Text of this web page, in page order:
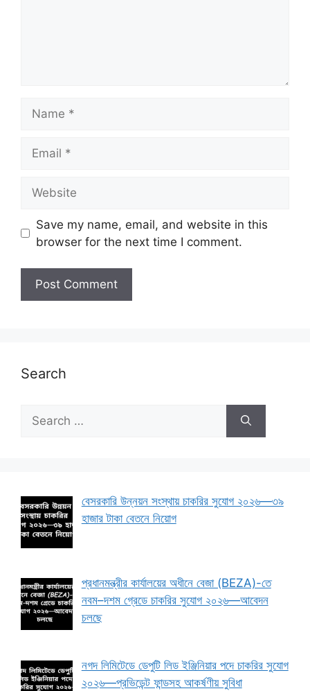
Save my name, email, and website in this
browser for the next time I comment.
Search
Search
for:
বেসরকারি উন্নয়ন সংস্থায় চাকরির সুযোগ ২০২৬—৩৯
হাজার টাকা বেতনে নিয়োগ
প্রধানমন্ত্রীর কার্যালয়ের অধীনে বেজা (BEZA)-তে
নবম–দশম গ্রেডে চাকরির সুযোগ ২০২৬—আবেদন
চলছে
নগদ লিমিটেডে ডেপুটি লিড ইঞ্জিনিয়ার পদে চাকরির সুযোগ
২০২৬—প্রভিডেন্ট ফান্ডসহ আকর্ষণীয় সুবিধা